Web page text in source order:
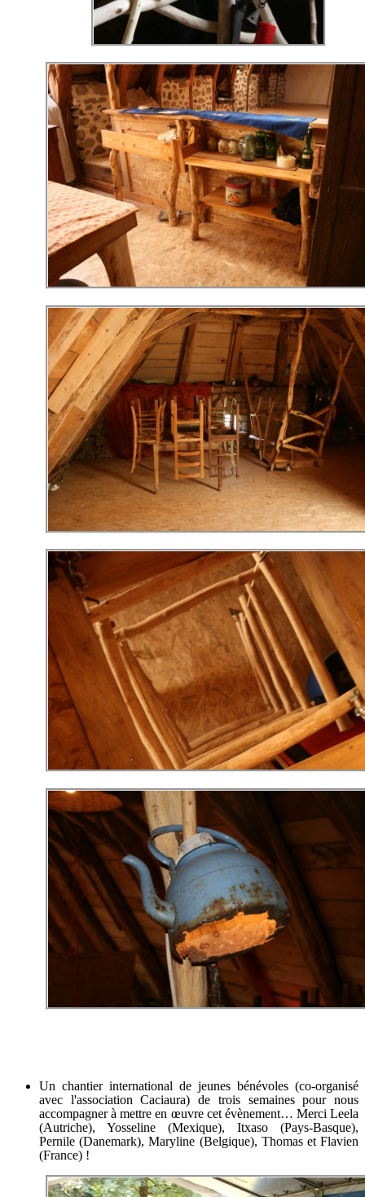
Un chantier international de jeunes bénévoles (co-organisé
avec l'association Caciaura) de trois semaines pour nous
accompagner à mettre en œuvre cet évènement… Merci Leela
(Autriche), Yosseline (Mexique), Itxaso (Pays-Basque),
Pernile (Danemark), Maryline (Belgique), Thomas et Flavien
(France) !